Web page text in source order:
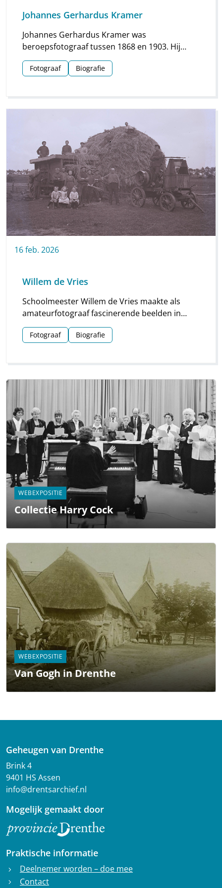
Johannes Gerhardus Kramer
Johannes Gerhardus Kramer was
beroepsfotograaf tussen 1868 en 1903. Hij
maakte vooral foto’s in Groningen, maar hij
streek ook meermaals neer in Drenthe. Vooral
Fotograaf Biografie
16feb. 2026
Willem de Vries
Schoolmeester Willem de Vries maakte als
amateurfotograaf fascinerende beelden in
Linde en omgeving. Groepsfoto’s van
schoolkinderen, portretten en beelden van
Fotograaf Biografie
WEBEXPOSITIE
Collectie Harry Cock
WEBEXPOSITIE
Van Gogh in Drenthe
Geheugen van Drenthe
Brink 4
9401 HS Assen
info@drentsarchief.nl
Mogelijk gemaakt door
Praktische informatie
chevron_right Deelnemer worden – doe mee
chevron_right Contact